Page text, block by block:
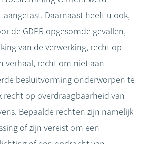
Daarnaast heeft u ook,
de GDPR opgesomde gevallen,
van de verwerking, recht op
verhaal, recht om niet aan
besluitvorming onderworpen te
recht op overdraagbaarheid van
Bepaalde rechten zijn namelijk
of zijn vereist om een